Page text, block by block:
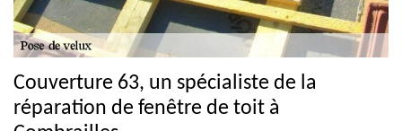
Couverture 63, un spécialiste de la
réparation de fenêtre de toit à